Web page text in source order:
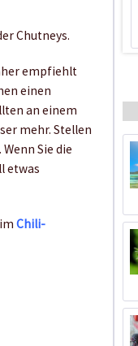
Chutneys.
empfiehlt
einen
an einem
mehr. Stellen
Sie die
etwas
Chili-